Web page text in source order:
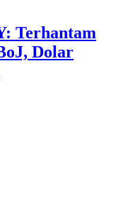
Terhantam
Dolar